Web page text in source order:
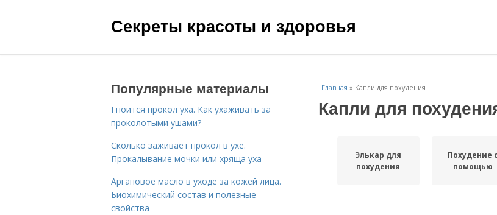
Секреты красоты и здоровья
Главная » Капли для похудения
Капли для
Элькар для
похудения
Похудение с
помощью
Популярные материалы
Гноится прокол уха. Как ухаживать за
проколотыми ушами?
Сколько заживает прокол в ухе.
Прокалывание мочки или хряща уха
Аргановое масло в уходе за кожей лица.
Биохимический состав и полезные
свойства